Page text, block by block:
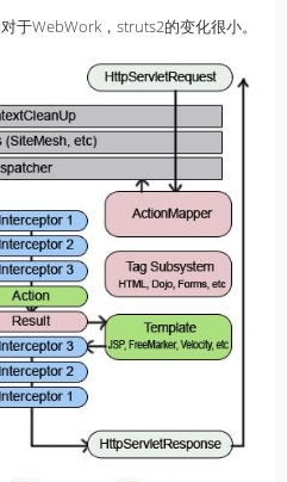
于WebWork，struts2的变化很小。